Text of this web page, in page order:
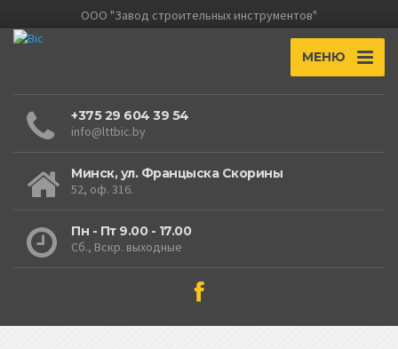
ООО "Завод строительных инструментов"
МЕНЮ
+375 29 604 39 54
info@lttbic.by
Минск, ул. Францыска Скорины
52, оф. 316.
Пн - Пт 9.00 - 17.00
Сб., Вскр. выходные